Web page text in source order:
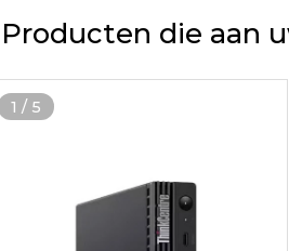
Producten die aan
1 / 5